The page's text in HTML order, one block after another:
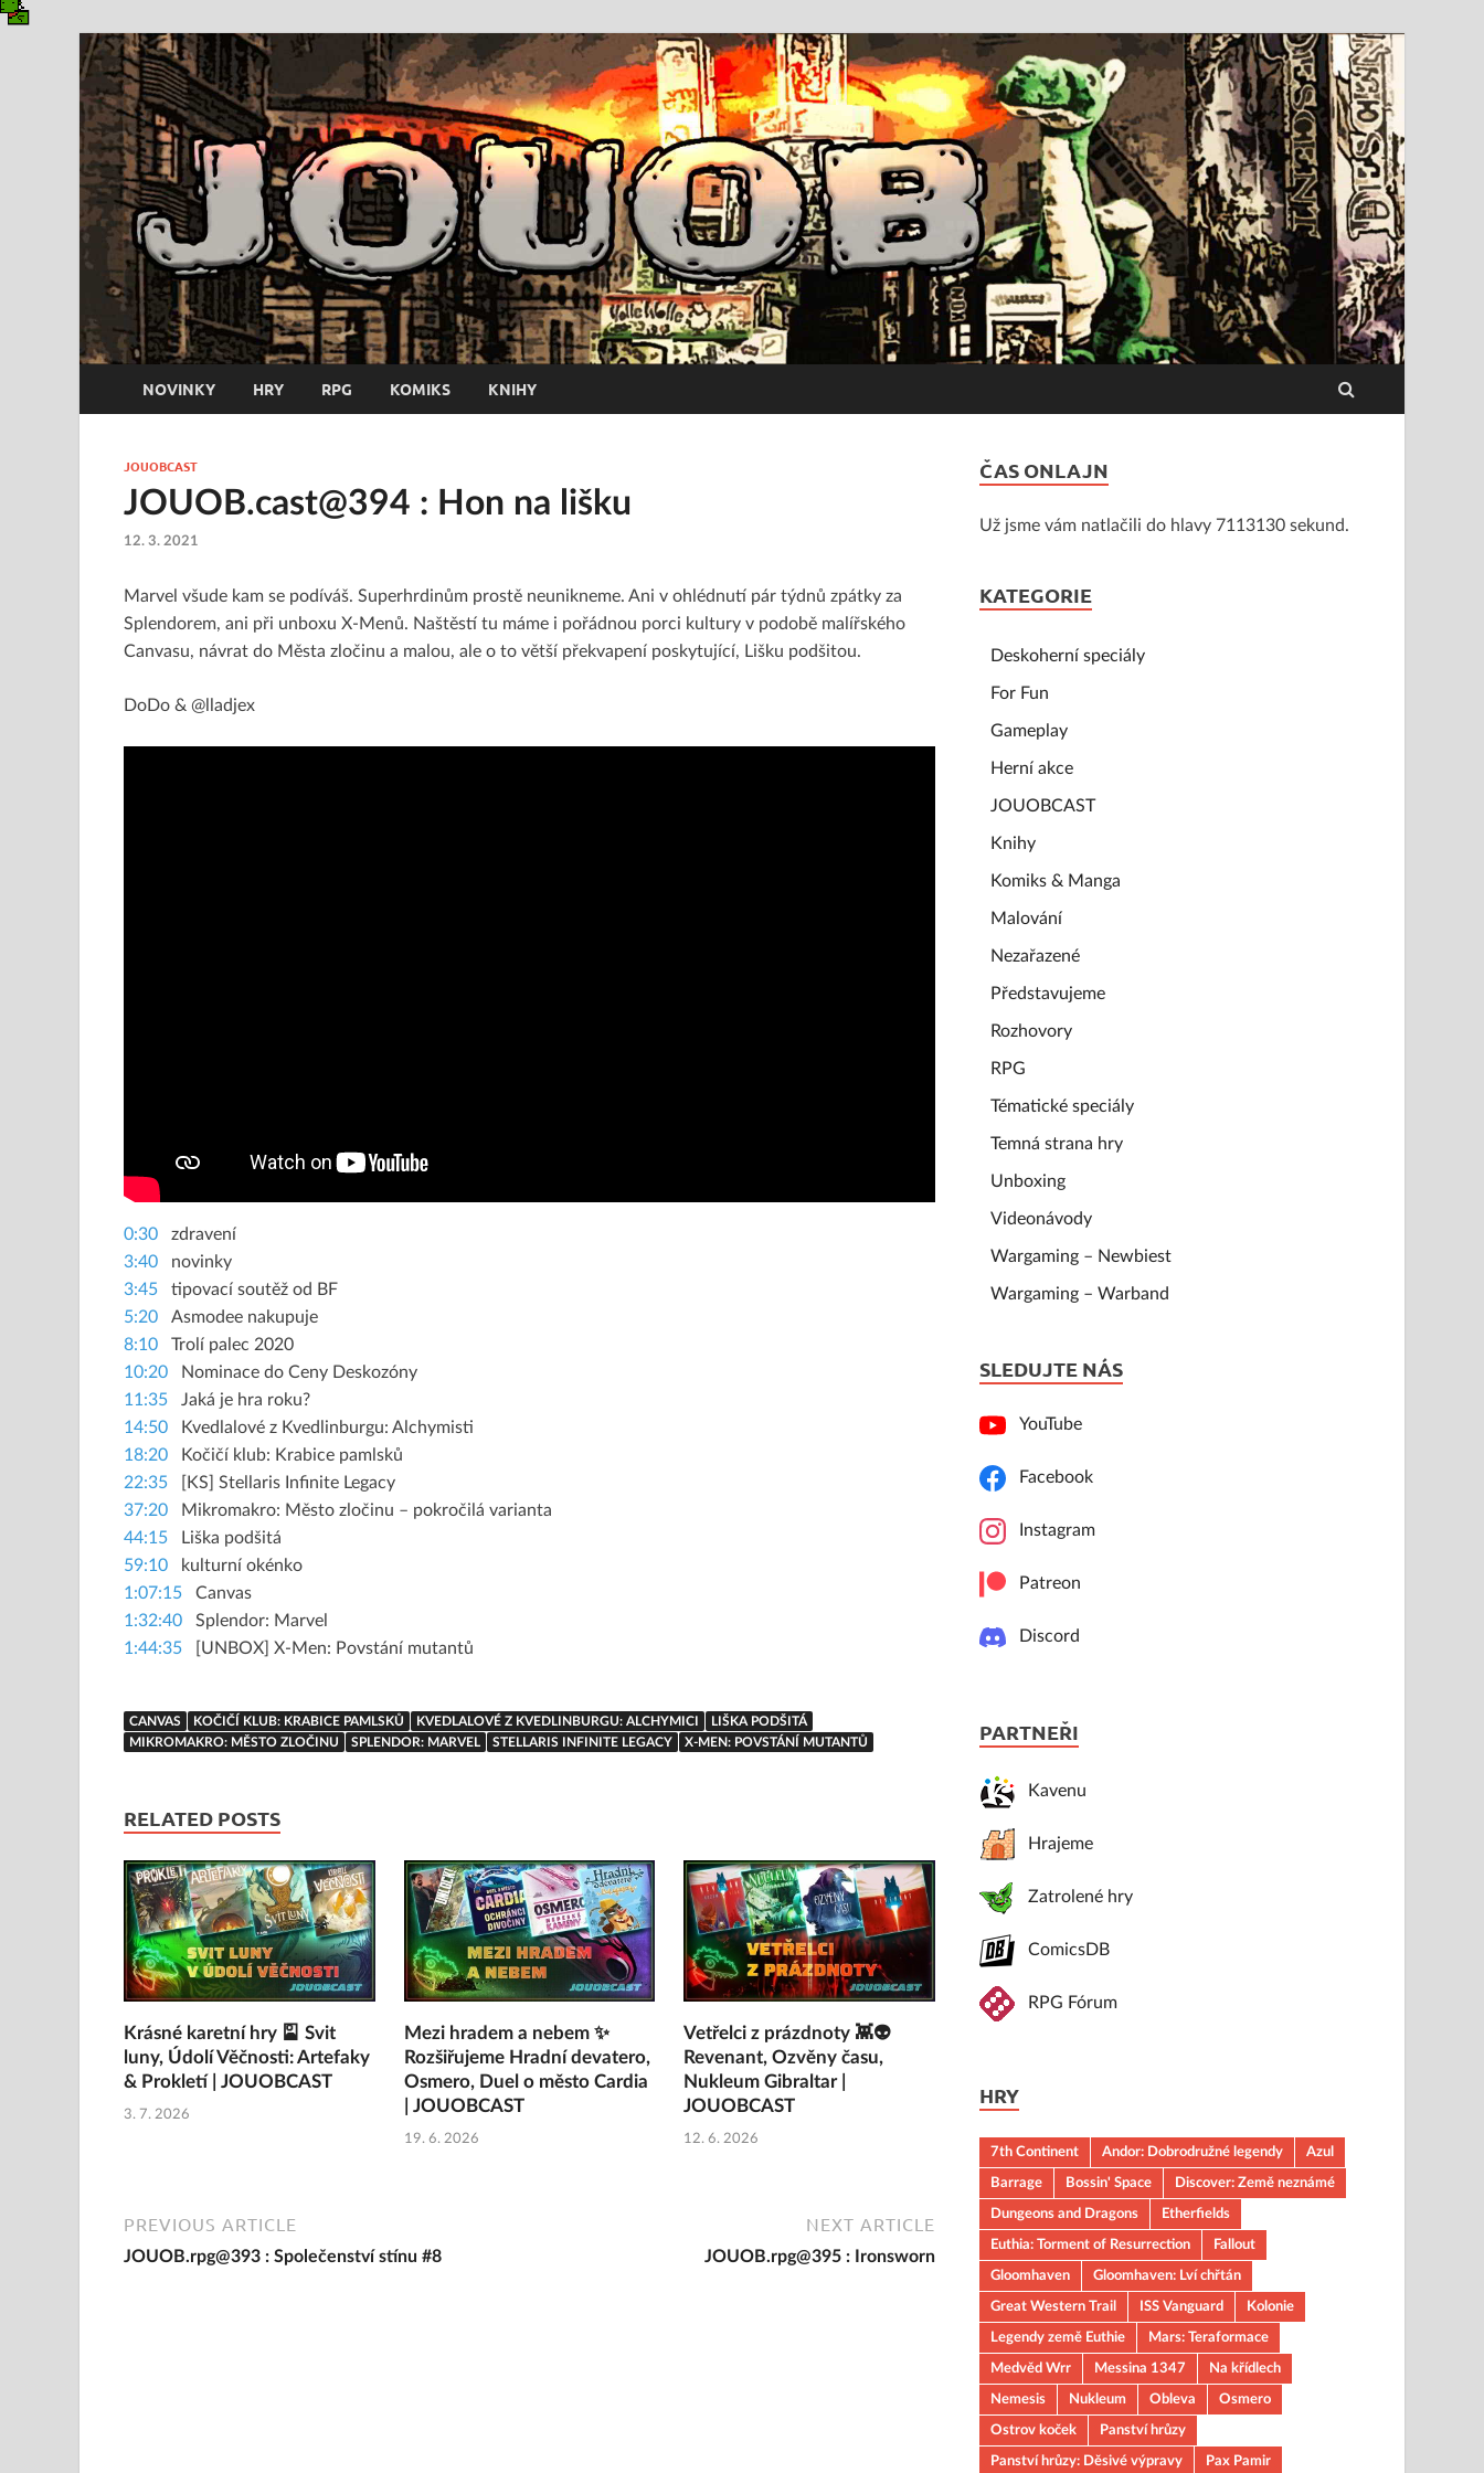
NOVINKY HRY RPG KOMIKS KNIHY
JOUOBCAST
JOUOB.cast@394 : Hon na lišku
12. 3. 2021
Marvel všude kam se podíváš. Superhrdinům prostě neunikneme. Ani v ohlédnutí pár týdnů zpátky za
Splendorem, ani při unboxu X-Menů. Naštěstí tu máme i pořádnou porci kultury v podobě malířského
Canvasu, návrat do Města zločinu a malou, ale o to větší překvapení poskytující, Lišku podšitou.
DoDo & @lladjex
0:30 zdravení
3:40 novinky
3:45 tipovací soutěž od BF
5:20 Asmodee nakupuje
8:10 Trolí palec 2020
10:20 Nominace do Ceny Deskozóny
11:35 Jaká je hra roku?
14:50 Kvedlalové z Kvedlinburgu: Alchymisti
18:20 Kočičí klub: Krabice pamlsků
22:35 [KS] Stellaris Infinite Legacy
37:20 Mikromakro: Město zločinu – pokročilá varianta
44:15 Liška podšitá
59:10 kulturní okénko
1:07:15 Canvas
1:32:40 Splendor: Marvel
1:44:35 [UNBOX] X-Men: Povstání mutantů
CANVAS KOČIČÍ KLUB: KRABICE PAMLSKŮ KVEDLALOVÉ Z KVEDLINBURGU: ALCHYMICI
LIŠKA PODŠITÁ
MIKROMAKRO: MĚSTO ZLOČINU
SPLENDOR: MARVEL STELLARIS INFINITE LEGACY X-MEN: POVSTÁNÍ MUTANTŮ
RELATED POSTS
Krásné karetní hry 🎴 Svit
luny, Údolí Věčnosti: Artefaky
& Prokletí | JOUOBCAST
3. 7. 2026
Mezi hradem a nebem ✨
Rozšiřujeme Hradní devatero,
Osmero, Duel o město Cardia
| JOUOBCAST
19. 6. 2026
Vetřelci z prázdnoty 👾👽
Revenant, Ozvěny času,
Nukleum Gibraltar |
JOUOBCAST
12. 6. 2026
PREVIOUS ARTICLE
JOUOB.rpg@393 : Společenství stínu #8
NEXT ARTICLE
JOUOB.rpg@395 : Ironsworn
ČAS ONLAJN
Už jsme vám natlačili do hlavy 7113130 sekund.
KATEGORIE
Deskoherní speciály
For Fun
Gameplay
Herní akce
JOUOBCAST
Knihy
Komiks & Manga
Malování
Nezařazené
Představujeme
Rozhovory
RPG
Tématické speciály
Temná strana hry
Unboxing
Videonávody
Wargaming – Newbiest
Wargaming – Warband
SLEDUJTE NÁS
YouTube
Facebook
Instagram
Patreon
Discord
PARTNEŘI
Kavenu
Hrajeme
Zatrolené hry
ComicsDB
RPG Fórum
HRY
7th Continent Andor: Dobrodružné legendy
Azul
Barrage
Bossin' Space
Discover: Země neznámé
Dungeons and Dragons
Etherfields
Euthia: Torment of Resurrection
Fallout
Gloomhaven
Gloomhaven: Lví chřtán
Great Western Trail
ISS Vanguard
Kolonie
Legendy země Euthie
Mars: Teraformace
Medvěd Wrr
Messina 1347
Na křídlech
Nemesis
Nukleum Obleva
Osmero
Ostrov koček
Panství hrůzy
Panství hrůzy: Děsivé výpravy
Pax Pamir